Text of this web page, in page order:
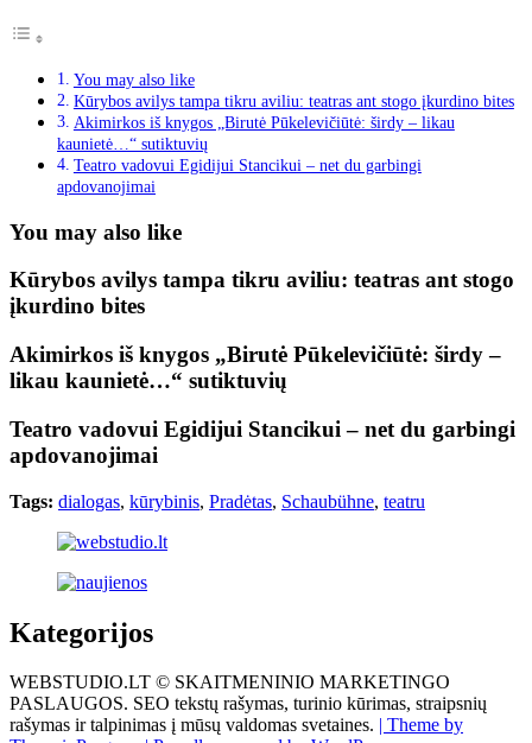
You may also like
Kūrybos avilys tampa tikru aviliu: teatras ant stogo įkurdino bites
Akimirkos iš knygos „Birutė Pūkelevičiūtė: širdy – likau
kaunietė…“ sutiktuvių
Teatro vadovui Egidijui Stancikui – net du garbingi
apdovanojimai
You may also like
Kūrybos avilys tampa tikru aviliu: teatras ant stogo
įkurdino bites
Akimirkos iš knygos „Birutė Pūkelevičiūtė: širdy –
likau kaunietė…“ sutiktuvių
Teatro vadovui Egidijui Stancikui – net du garbingi
apdovanojimai
Tags: dialogas, kūrybinis, Pradėtas, Schaubühne, teatru
Kategorijos
WEBSTUDIO.LT © SKAITMENINIO MARKETINGO
PASLAUGOS. SEO tekstų rašymas, turinio kūrimas, straipsnių
rašymas ir talpinimas į mūsų valdomas svetaines. | Theme by